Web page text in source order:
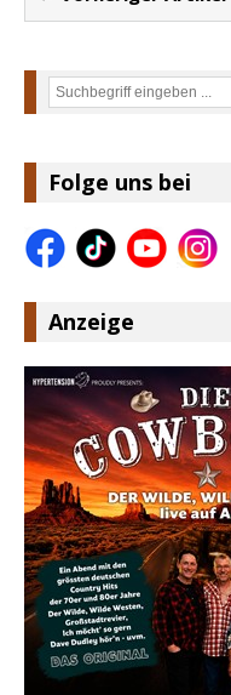
Suchen
Folge uns bei
Anzeige